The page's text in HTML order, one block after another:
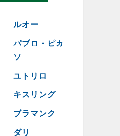
ルオー
パブロ・ピカ
ソ
ユトリロ
キスリング
ブラマンク
ダリ